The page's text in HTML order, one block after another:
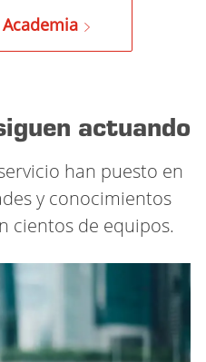
actuando
han puesto en
y conocimientos
cientos de equipos.